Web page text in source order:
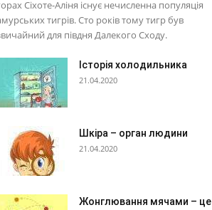
Сіхоте-Аліня існує нечисленна популяція
тигрів. Сто років тому тигр був
для півдня Далекого Сходу.
Історія холодильника
21.04.2020
Шкіра – орган людини
21.04.2020
Жонглювання мячами – це